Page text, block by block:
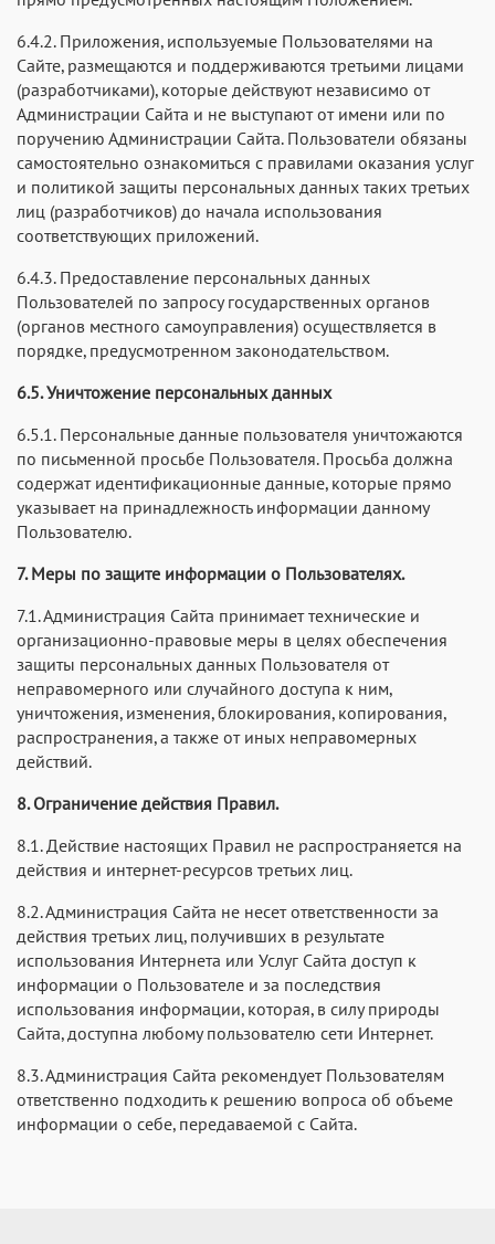
6.4.2. Приложения, используемые Пользователями на
Сайте, размещаются и поддерживаются третьими лицами
(разработчиками), которые действуют независимо от
Администрации Сайта и не выступают от имени или по
поручению Администрации Сайта. Пользователи обязаны
самостоятельно ознакомиться с правилами оказания услуг
и политикой защиты персональных данных таких третьих
лиц (разработчиков) до начала использования
соответствующих приложений.
6.4.3. Предоставление персональных данных
Пользователей по запросу государственных органов
(органов местного самоуправления) осуществляется в
порядке, предусмотренном законодательством.
6.5. Уничтожение персональных данных
6.5.1. Персональные данные пользователя уничтожаются
по письменной просьбе Пользователя. Просьба должна
содержат идентификационные данные, которые прямо
указывает на принадлежность информации данному
Пользователю.
7. Меры по защите информации о Пользователях.
7.1. Администрация Сайта принимает технические и
организационно-правовые меры в целях обеспечения
защиты персональных данных Пользователя от
неправомерного или случайного доступа к ним,
уничтожения, изменения, блокирования, копирования,
распространения, а также от иных неправомерных
действий.
8. Ограничение действия Правил.
8.1. Действие настоящих Правил не распространяется на
действия и интернет-ресурсов третьих лиц.
8.2. Администрация Сайта не несет ответственности за
действия третьих лиц, получивших в результате
использования Интернета или Услуг Сайта доступ к
информации о Пользователе и за последствия
использования информации, которая, в силу природы
Сайта, доступна любому пользователю сети Интернет.
8.3. Администрация Сайта рекомендует Пользователям
ответственно подходить к решению вопроса об объеме
информации о себе, передаваемой с Сайта.